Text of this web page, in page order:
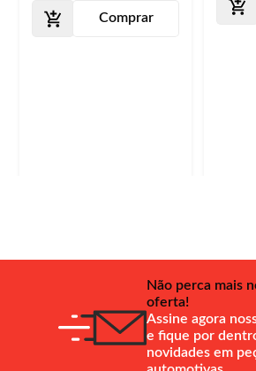
Comprar
Não perca mais
oferta!
Assine agora
e fique por
novidades em